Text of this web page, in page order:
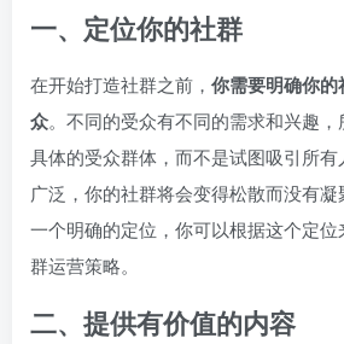
一、定位你的社群
在开始打造社群之前， 你需要明确你
众。不同的受众有不同的需求和兴趣
具体的受众群体，而不是试图吸引所
广泛，你的社群将会变得松散而没有
一个明确的定位，你可以根据这个定
群运营策略。
二、提供有价值的内容